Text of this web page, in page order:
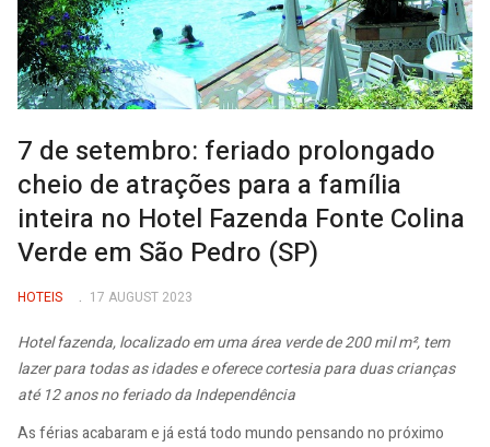
7 de setembro: feriado prolongado
cheio de atrações para a família
inteira no Hotel Fazenda Fonte Colina
Verde em São Pedro (SP)
HOTEIS 17 AUGUST 2023
Hotel fazenda, localizado em uma área verde de 200 mil m², tem
lazer para todas as idades e oferece cortesia para duas crianças
até 12 anos no feriado da Independência
As férias acabaram e já está todo mundo pensando no próximo